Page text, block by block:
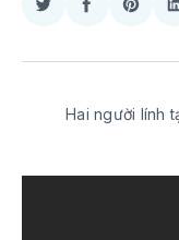
Share
Twitter
Share
Facebook
Share
Hai người lính